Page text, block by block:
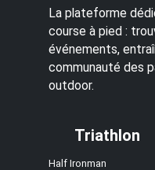
La plateforme
course à pied :
événements,
communauté des
outdoor.
Triathlon
Half Ironman